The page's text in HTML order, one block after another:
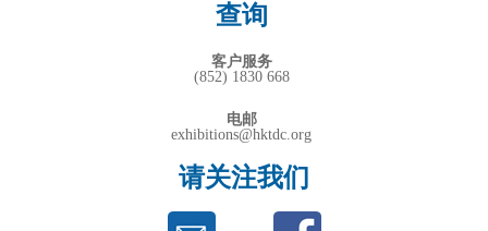
查询
客户服务
(852) 1830 668
电邮
exhibitions@hktdc.org
请关注我们